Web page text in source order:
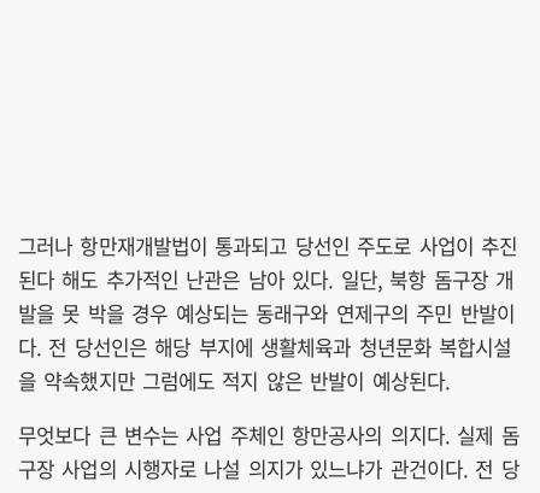
그러나 항만재개발법이 통과되고 당선인 주도로 사업이 추진
된다 해도 추가적인 난관은 남아 있다. 일단, 북항 돔구장 개
발을 못 박을 경우 예상되는 동래구와 연제구의 주민 반발이
다. 전 당선인은 해당 부지에 생활체육과 청년문화 복합시설
을 약속했지만 그럼에도 적지 않은 반발이 예상된다.
무엇보다 큰 변수는 사업 주체인 항만공사의 의지다. 실제 돔
구장 사업의 시행자로 나설 의지가 있느냐가 관건이다. 전 당